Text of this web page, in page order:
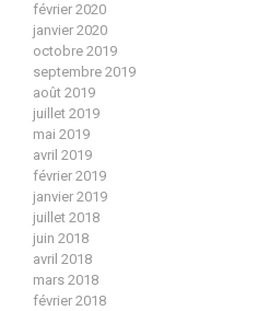
février 2020
janvier 2020
octobre 2019
septembre 2019
août 2019
juillet 2019
mai 2019
avril 2019
février 2019
janvier 2019
juillet 2018
juin 2018
avril 2018
mars 2018
février 2018